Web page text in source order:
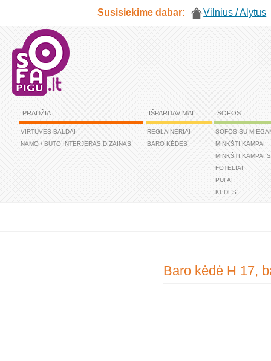
Susisiekime dabar: Vilnius / Alytus
PRADŽIA
VIRTUVĖS BALDAI
NAMO / BUTO INTERJERAS DIZAINAS
IŠPARDAVIMAI
REGLAINERIAI
BARO KĖDĖS
SOFOS
SOFOS SU
MINKŠTI KAMPAI
MINKŠTI KAMPAI
FOTELIAI
PUFAI
KĖDĖS
Baro kėdė H 17,